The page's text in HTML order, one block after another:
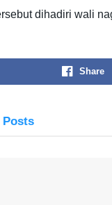
dihadiri wali
Share
Posts